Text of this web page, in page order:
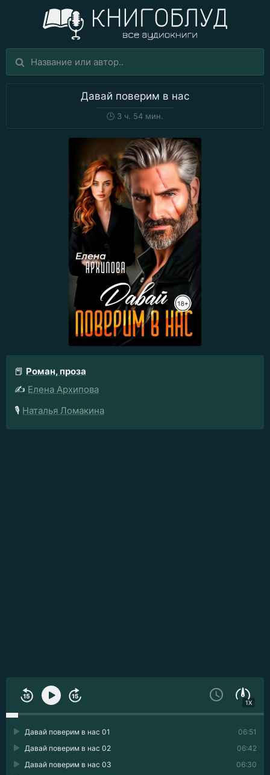
Давай поверим в нас
🕒 3 ч. 54 мин.
📕 Роман, проза
✍️ Елена Архипова
🎙️ Наталья Ломакина
1X
06:51
Давай поверим в нас 01
06:42
Давай поверим в нас 02
06:30
Давай поверим в нас 03